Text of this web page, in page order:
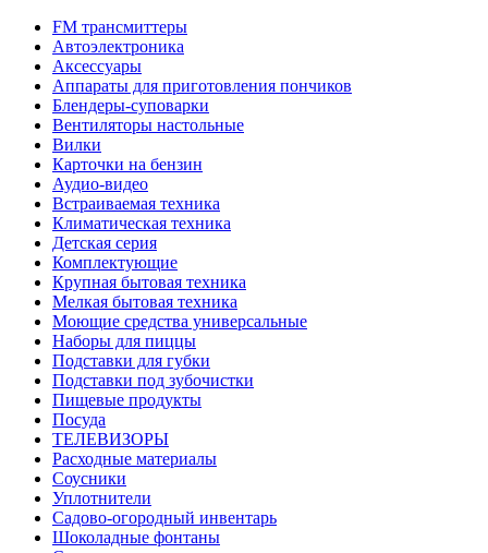
FM трансмиттеры
Автоэлектроника
Аксессуары
Аппараты для приготовления пончиков
Блендеры-суповарки
Вентиляторы настольные
Вилки
Карточки на бензин
Аудио-видео
Встраиваемая техника
Климатическая техника
Детская серия
Комплектующие
Крупная бытовая техника
Мелкая бытовая техника
Моющие средства универсальные
Наборы для пиццы
Подставки для губки
Подставки под зубочистки
Пищевые продукты
Посуда
ТЕЛЕВИЗОРЫ
Расходные материалы
Соусники
Уплотнители
Садово-огородный инвентарь
Шоколадные фонтаны